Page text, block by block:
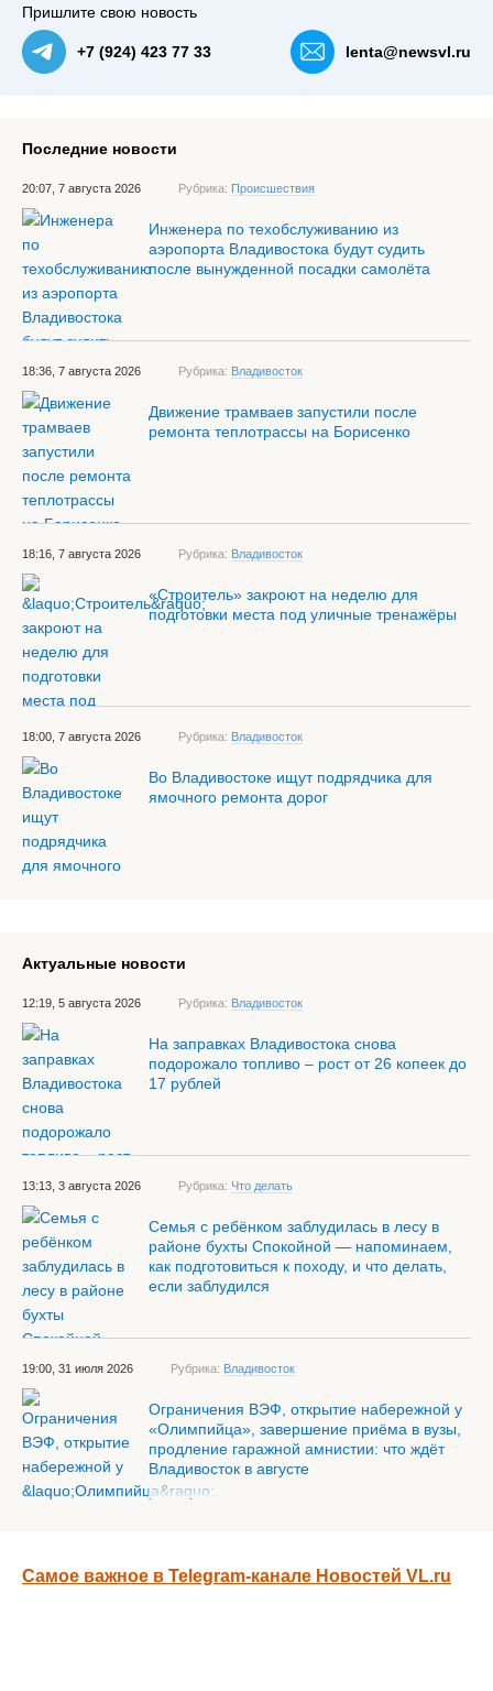
Пришлите свою новость
+7 (924) 423 77 33 lenta@newsvl.ru
Последние новости
20:07, 7 августа 2026 Рубрика: Происшествия
Инженера по техобслуживанию из
аэропорта Владивостока будут судить
после вынужденной посадки самолёта
18:36, 7 августа 2026 Рубрика: Владивосток
Движение трамваев запустили после
ремонта теплотрассы на Борисенко
18:16, 7 августа 2026 Рубрика: Владивосток
«Строитель» закроют на неделю для
подготовки места под уличные тренажёры
18:00, 7 августа 2026 Рубрика: Владивосток
Во Владивостоке ищут подрядчика для
ямочного ремонта дорог
Актуальные новости
12:19, 5 августа 2026 Рубрика: Владивосток
На заправках Владивостока снова
подорожало топливо – рост от 26 копеек до
17 рублей
13:13, 3 августа 2026 Рубрика: Что делать
Семья с ребёнком заблудилась в лесу в
районе бухты Спокойной — напоминаем,
как подготовиться к походу, и что делать,
если заблудился
19:00, 31 июля 2026 Рубрика: Владивосток
Ограничения ВЭФ, открытие набережной у
«Олимпийца», завершение приёма в вузы,
продление гаражной амнистии: что ждёт
Владивосток в августе
Самое важное в Telegram-канале Новостей VL.ru